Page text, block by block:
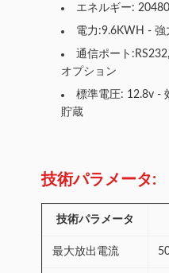
エネルギー:
電力:9.6KWH - 強
通信ポート
オプション
標準電圧: 12.8v -
貯蔵
技術パラメータ:
技術パラメータ
最大放出電流